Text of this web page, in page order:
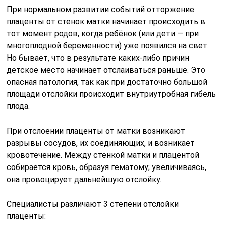
При нормальном развитии событий отторжение
плаценты от стенок матки начинает происходить в
тот момент родов, когда ребёнок (или дети — при
многоплодной беременности) уже появился на свет.
Но бывает, что в результате каких-либо причин
детское место начинает отслаиваться раньше. Это
опасная патология, так как при достаточно большой
площади отслойки происходит внутриутробная гибель
плода.
При отслоении плаценты от матки возникают
разрывы сосудов, их соединяющих, и возникает
кровотечение. Между стенкой матки и плацентой
собирается кровь, образуя гематому; увеличиваясь,
она провоцирует дальнейшую отслойку.
Специалисты различают 3 степени отслойки
плаценты: